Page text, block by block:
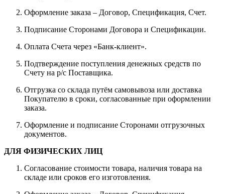
Оформление заказа – Договор, Спецификация, Счет.
Подписание Сторонами Договора и Спецификации.
Оплата Счета через «Банк-клиент».
Подтверждение поступления денежных средств по
Счету на р/с Поставщика.
Отгрузка со склада путём самовывоза или доставка
Покупателю в сроки, согласованные при оформлении
заказа.
Оформление и подписание Сторонами отгрузочных
документов.
ДЛЯ ФИЗИЧЕСКИХ ЛИЦ
Согласование стоимости товара, наличия товара на
складе или сроков его изготовления.